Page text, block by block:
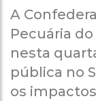
A
Pecuária
nesta
pública no
os